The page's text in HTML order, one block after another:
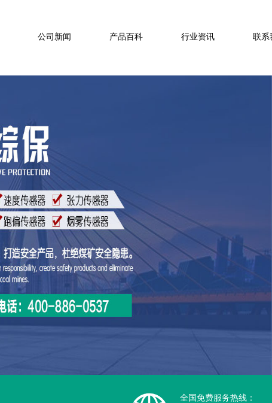
公司新闻 产品百科 行业资讯 联系
全国免费服务热线：